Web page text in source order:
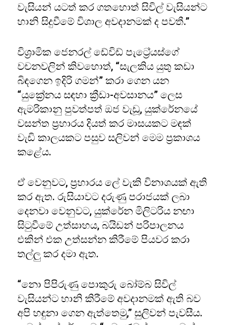
වැසියන් යටත් කර ගතහොත් සිවිල් වැසියන්ට
හානි සිදුවීමේ විශාල අවදානමක් ද පවතී.”
විශ්‍රාමික ජෙනරල් ඩේවිඩ් පැට්‍රේයස්ගේ
වචනවලින් කිවහොත්, “සැලකිය යුතු කඩා
බිඳගෙන ඉදිරි ගමන්” කරා ගෙන යන
“යුක්‍රේනය සඳහා ක්‍රීඩා-අවසානය” ලෙස
ඇමරිකානු පුවත්පත් ඔජ වැඩූ, යුක්රේනයේ
වසන්ත ප්‍රහාරය දියත් කර මාසයකට මඳක්
වැඩි කාලයකට පසුව සලිවන් මෙම ප්‍රකාශය
කළේය.
ඒ වෙනුවට, ප්‍රහාරය ලේ වැකි විනාශයක් ඇති
කර ඇත. රුසියාවට දරුණු පරාජයක් ලබා
දෙනවා වෙනුවට, යුක්රේන මිලිටරිය නඟා
සිටුවීමේ උත්සාහය, බයිඩන් පරිපාලනය
එකින් එක උත්සන්න කිරීමේ පියවර කරා
තල්ලු කර දමා ඇත.
“නො පිපිරුණු පොකුරු බෝම්බ සිවිල්
වැසියන්ට හානි කිරීමේ අවදානමක් ඇති බව
අපි හඳුනා ගෙන ඇත්තෙමු,” සුලිවන් පැවසීය.